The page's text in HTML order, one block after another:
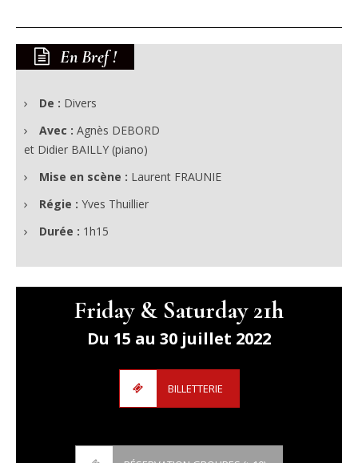
En Bref !
De : Divers
Avec : Agnès DEBORD
et Didier BAILLY (piano)
Mise en scène : Laurent FRAUNIE
Régie : Yves Thuillier
Durée : 1h15
Friday & Saturday 21h
Du 15 au 30 juillet 2022
BILLETTERIE